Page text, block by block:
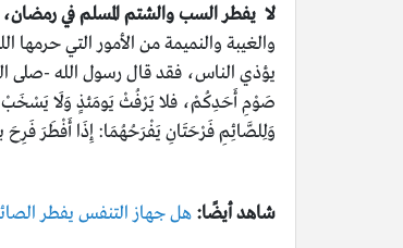
لا يفطر السب والشتم المسلم في
والغيبة والنميمة من الأمور التي
يؤذي الناس، فقد قال رسول الله -صلى
صَوْمِ أَحَدِكُمْ، فلا يَرْفُثْ يَومَئذٍ وَلَا
وَلِلصَّائِمِ فَرْحَتَانِ يَفْرَحُهُمَا: إِذَا أَفْطَرَ
شاهد أيضًا: هل جهاز التنفس يفطر